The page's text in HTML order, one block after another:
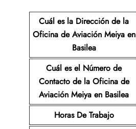
Cuál es la Dirección de la
Oficina deAviación Meiya en
Basilea
Cuál es el Número de
Contacto de la Oficina de
Aviación Meiya en Basilea
Horas De Trabajo